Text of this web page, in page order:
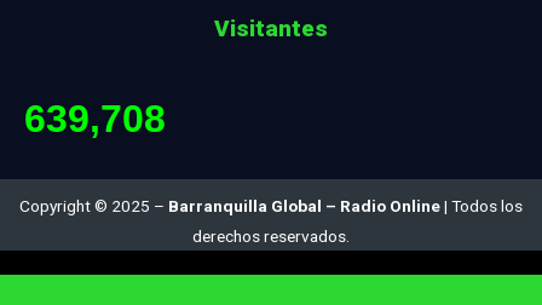
Visitantes
639,708
Copyright © 2025 – Barranquilla Global – Radio Online| Todos los
derechos reservados.